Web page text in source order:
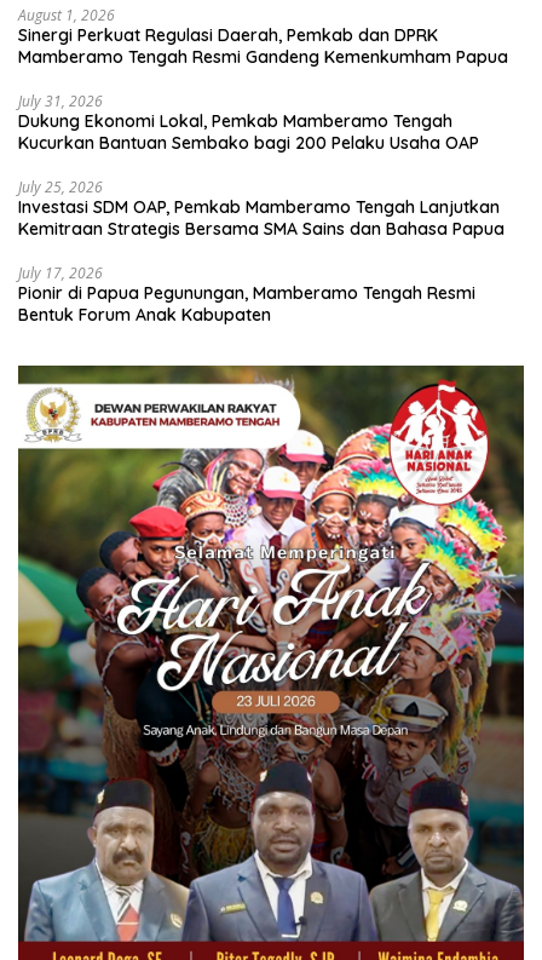
August 1, 2026
Sinergi Perkuat Regulasi Daerah, Pemkab dan DPRK
Mamberamo Tengah Resmi Gandeng Kemenkumham Papua
July 31, 2026
Dukung Ekonomi Lokal, Pemkab Mamberamo Tengah
Kucurkan Bantuan Sembako bagi 200 Pelaku Usaha OAP
July 25, 2026
Investasi SDM OAP, Pemkab Mamberamo Tengah Lanjutkan
Kemitraan Strategis Bersama SMA Sains dan Bahasa Papua
July 17, 2026
Pionir di Papua Pegunungan, Mamberamo Tengah Resmi
Bentuk Forum Anak Kabupaten